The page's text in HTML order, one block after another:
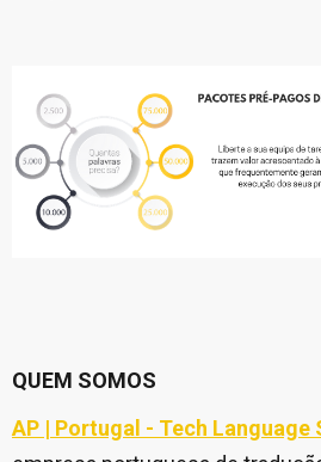
QUEM SOMOS
AP | Portugal - Tech Language